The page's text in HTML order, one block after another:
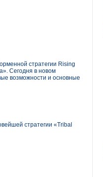
стратегии Rising
Сегодня в новом
возможности и основные
стратегии «Tribal